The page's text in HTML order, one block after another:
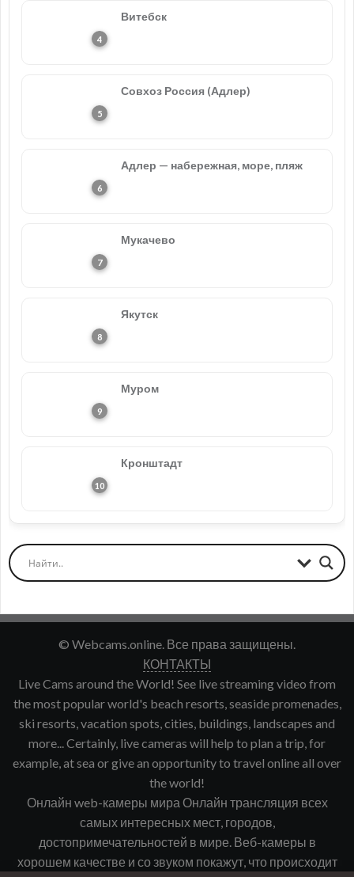
Витебск
Совхоз Россия (Адлер)
Адлер — набережная, море, пляж
Мукачево
Якутск
Муром
Кронштадт
© Webcams.online. Все права защищены.
КОНТАКТЫ
Live Cams around the World! See live streaming video from
the most popular world's beach resorts, seaside promenades,
ski resorts, vacation spots, cities, buildings, landscapes and
more... Certainly, live cameras will help to plan a trip, for
example, at sea or give an opportunity to travel online all over
the world!
Онлайн web-камеры мира Онлайн трансляция всех
самых интересных мест, городов,
достопримечательностей в мире. Веб-камеры в
хорошем качестве и со звуком покажут, что происходит